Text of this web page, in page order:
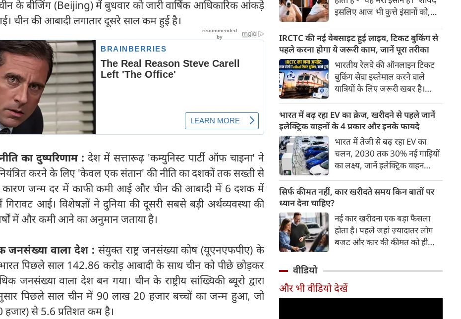
के बीजिंग (Beijing) में बुधवार को जारी वार्षिक आधिकारिक आंकड़े
चीन की आबादी लगातार दूसरे साल कम हुई है।
का दुष्परिणाम : देश में सत्तारूढ़ 'कम्युनिस्ट पार्टी ऑफ चाइना' ने
करने के लिए 'केवल एक संतान' की नीति का दशकों तक सख्ती से
कारण जन्म दर में काफी कमी आई और चीन की आबादी में 6 दशक में
आई। विशेषज्ञों ने दुनिया की दूसरी सबसे बड़ी अर्थव्यवस्था की
में और कमी आने का अनुमान जताया है।
जनसंख्या वाला देश : संयुक्त राष्ट्र जनसंख्या कोष (यूएनएफपीए) के
पिछले साल 142.86 करोड़ आबादी के साथ चीन को पीछे छोड़कर
जनसंख्या वाला देश बन गया। चीन के राष्ट्रीय सांख्यिकी ब्यूरो द्वारा
पिछले साल चीन में 90 लाख 20 हजार बच्चों का जन्म हुआ, जो
से 5.6 प्रतिशत कम है।
होती आबादी वाले देश की श्रेणी में
पहुंच रहा है।
इसलिए आज भी कुत्ते इंसानों को,
भू-राजनीति से लेकर कृत्रिम
बुद्धिमत्ता, जलवायु परिवर्तन से लेकर
क्रिकेट तक हर विषय पर बहस कर
सकते हैं, तो उस जीव पर भी एक
गंभीर चर्चा बनती है जिसने किसी भी
सभ्यता से पहले इंसान का साथ चुना
था। दुर्भाग्य यह है कि आज कुत्तों के
बारे में हमारी राय पशु-चिकित्सकों,
व्यवहार वैज्ञानिकों या विशेषज्ञों से
कम... और व्हाट्सऐप यूनिवर्सिटी से
ज़्यादा बनती है।
IRCTC की नई वेबसाइट हुई लाइव, टिकट बुकिंग से
पहले करना होगा ये जरूरी काम, जानें पूरा तरीका
भारतीय रेलवे की ऑनलाइन टिकट
बुकिंग सेवा इस्तेमाल करने वाले
यात्रियों के लिए जरूरी खबर है।
वेबसाइट का बीटा वर्जन लॉन्च कर
दिया है। करीब 24 साल पुराने
इंटरफेस के बाद वेबसाइट को नए
डिजाइन और कई नए फीचर्स के साथ
अपडेट किया गया है।
भारत में बढ़ रहा EV का क्रेज, खरीदने से पहले जानें
इलेक्ट्रिक वाहनों के 4 प्रकार और इनके फायदे
भारत में तेजी से बढ़ रहा EV का
चलन, 2030 तक 30% नई गाड़ियों
का लक्ष्य, जानें इलेक्ट्रिक वाहन
200 अरब रुपए का मौका
सिर्फ कीमत नहीं, कार खरीदते समय किन बातों पर
ध्यान देना चाहिए?
नई कार खरीदना एक बड़ा फैसला
होता है। पहले जहां ज़्यादातर लोग
बजट और कार की कीमत को ही
खरीदते समय किन बातों पर ध्यान
देना चाहिए।
वीडियो
और भी वीडियो देखें